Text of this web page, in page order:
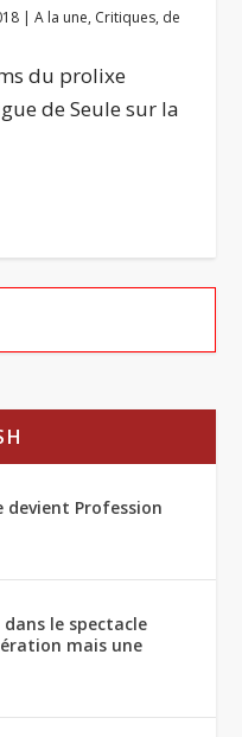
|A la une, Critiques, de
du prolixe
de Seule sur la
devient Profession
le spectacle
mais une